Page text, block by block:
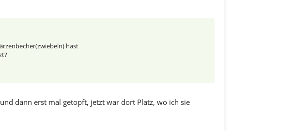
hast
dann erst mal getopft, jetzt war dort Platz, wo ich sie